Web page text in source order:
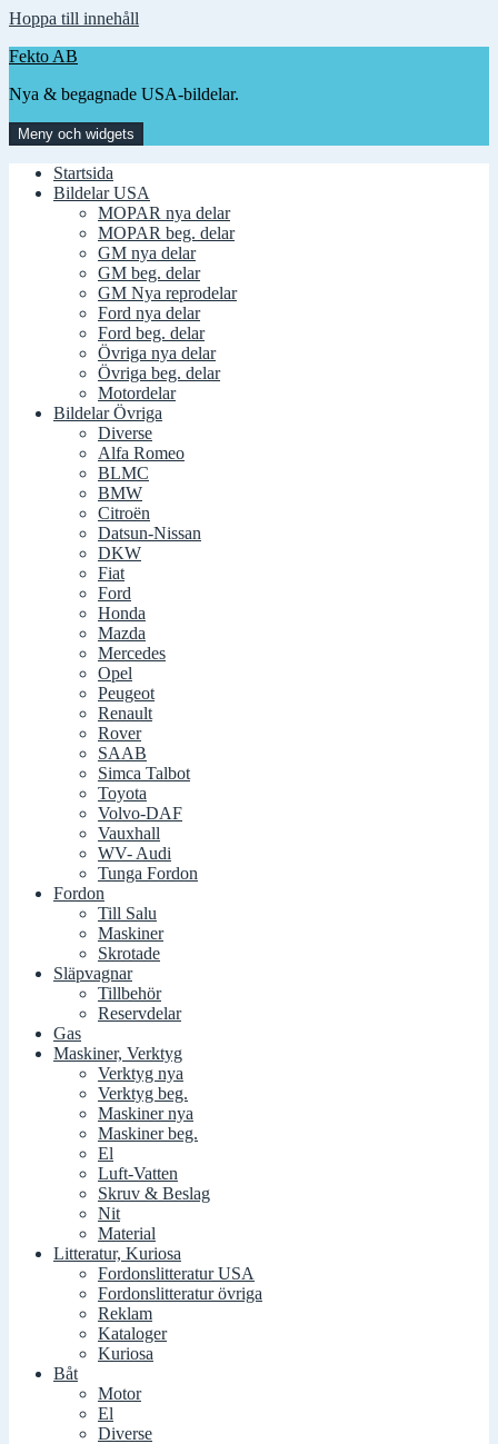
Hoppa till innehåll
Fekto AB
Nya & begagnade USA-bildelar.
Meny och widgets
Startsida
Bildelar USA
MOPAR nya delar
MOPAR beg. delar
GM nya delar
GM beg. delar
GM Nya reprodelar
Ford nya delar
Ford beg. delar
Övriga nya delar
Övriga beg. delar
Motordelar
Bildelar Övriga
Diverse
Alfa Romeo
BLMC
BMW
Citroën
Datsun-Nissan
DKW
Fiat
Ford
Honda
Mazda
Mercedes
Opel
Peugeot
Renault
Rover
SAAB
Simca Talbot
Toyota
Volvo-DAF
Vauxhall
WV- Audi
Tunga Fordon
Fordon
Till Salu
Maskiner
Skrotade
Släpvagnar
Tillbehör
Reservdelar
Gas
Maskiner, Verktyg
Verktyg nya
Verktyg beg.
Maskiner nya
Maskiner beg.
El
Luft-Vatten
Skruv & Beslag
Nit
Material
Litteratur, Kuriosa
Fordonslitteratur USA
Fordonslitteratur övriga
Reklam
Kataloger
Kuriosa
Båt
Motor
El
Diverse